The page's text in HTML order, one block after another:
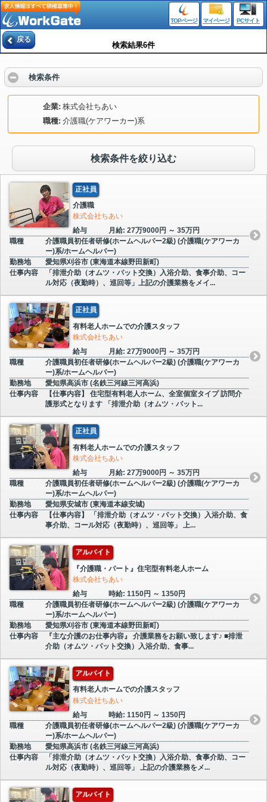
TOPページ マイページ PCサイト
戻る
検索結果6件
検索条件
企業 株式会社ちあい
職種 介護職(ケアワーカー)系
検索条件を絞り込む
正社員
介護職
株式会社ちあい
給与
月給: 27万9000円 ～ 35万円
職種
介護職員初任者研修(ホームヘルパー2級) (介護職(ケアワーカ
ー)系/ホームヘルパー)
勤務地
愛知県刈谷市 (東海道本線野田新町)
仕事内容
「排泄介助（オムツ・パット交換）入浴介助、食事介助、コー
ル対応（夜勤時）、巡回等」上記の介護業務をメイ...
正社員
有料老人ホームでの介護スタッフ
株式会社ちあい
給与
月給: 27万9000円 ～ 35万円
職種
介護職員初任者研修(ホームヘルパー2級) (介護職(ケアワーカ
ー)系/ホームヘルパー)
勤務地
愛知県高浜市 (名鉄三河線三河高浜)
仕事内容
【仕事内容】 住宅型有料老人ホーム、全室個室タイプ 訪問介
護形式となります 「排泄介助（オムツ・パット...
正社員
有料老人ホームでの介護スタッフ
株式会社ちあい
給与
月給: 27万9000円 ～ 35万円
職種
介護職員初任者研修(ホームヘルパー2級) (介護職(ケアワーカ
ー)系/ホームヘルパー)
勤務地
愛知県安城市 (東海道本線安城)
仕事内容
【仕事内容】 「排泄介助（オムツ・パット交換）入浴介助、食
事介助、コール対応（夜勤時）、巡回等」 上...
アルバイト
『介護職・パート』住宅型有料老人ホーム
株式会社ちあい
給与
時給: 1150円 ～ 1350円
職種
介護職員初任者研修(ホームヘルパー2級) (介護職(ケアワーカ
ー)系/ホームヘルパー)
勤務地
愛知県刈谷市 (東海道本線野田新町)
仕事内容
『主な介護のお仕事内容』 介護業務をお願い致します♪ ■排泄
介助（オムツ・パット交換）入浴介助、食事...
アルバイト
有料老人ホームでの介護スタッフ
株式会社ちあい
給与
時給: 1150円 ～ 1350円
職種
介護職員初任者研修(ホームヘルパー2級) (介護職(ケアワーカ
ー)系/ホームヘルパー)
勤務地
愛知県高浜市 (名鉄三河線三河高浜)
仕事内容
「排泄介助（オムツ・パット交換）入浴介助、食事介助、コー
ル対応（夜勤時）、巡回等」 上記の介護業務をメ...
アルバイト